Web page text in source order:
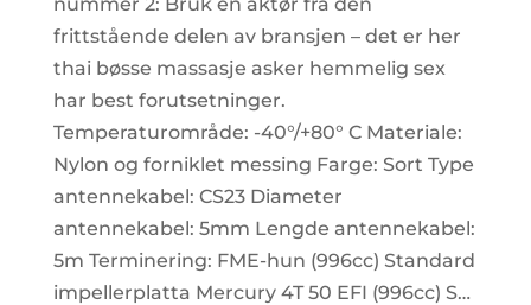
frittstående delen av bransjen – det er her
thai bøsse massasje asker hemmelig sex
har best forutsetninger.
Temperaturområde: -40°/+80° C Materiale:
Nylon og forniklet messing Farge: Sort Type
antennekabel: CS23 Diameter
antennekabel: 5mm Lengde antennekabel:
5m Terminering: FME-hun (996cc) Standard
impellerplatta Mercury 4T 50 EFI (996cc) S…